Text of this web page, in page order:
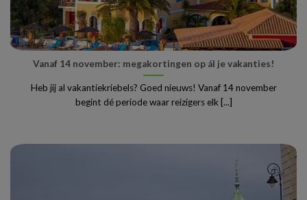
Vanaf 14 november: megakortingen op ál je vakanties!
Heb jij al vakantiekriebels? Goed nieuws! Vanaf 14 november
begint dé periode waar reizigers elk [...]